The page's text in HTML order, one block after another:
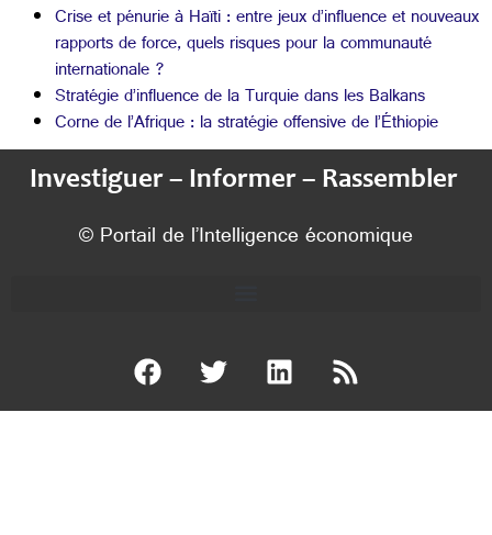
Crise et pénurie à Haïti : entre jeux d’influence et nouveaux
rapports de force, quels risques pour la communauté
internationale ?
Stratégie d’influence de la Turquie dans les Balkans
Corne de l’Afrique : la stratégie offensive de l’Éthiopie
Investiguer – Informer – Rassembler
© Portail de l’Intelligence économique